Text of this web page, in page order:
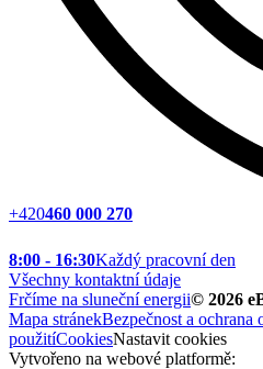
+420460 000 270
8:00 - 16:30Každý pracovní den
Všechny kontaktní údaje
Frčíme na sluneční energii© 2026
Mapa stránekBezpečnost a ochrana
použitíCookiesNastavit cookies
Vytvořeno na webové platformě: